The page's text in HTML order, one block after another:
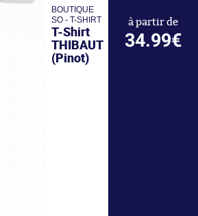
BOUTIQUE
SO - T-SHIRT
T-Shirt
THIBAUT
(Pinot)
à partir de
34.99€